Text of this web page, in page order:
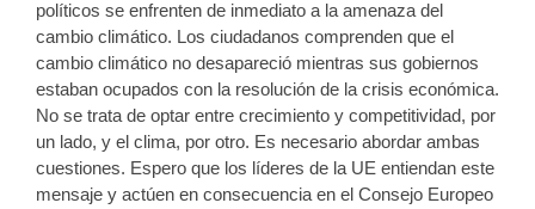
políticos se enfrenten de inmediato a la amenaza del
cambio climático. Los ciudadanos comprenden que el
cambio climático no desapareció mientras sus gobiernos
estaban ocupados con la resolución de la crisis económica.
No se trata de optar entre crecimiento y competitividad, por
un lado, y el clima, por otro. Es necesario abordar ambas
cuestiones. Espero que los líderes de la UE entiendan este
mensaje y actúen en consecuencia en el Consejo Europeo